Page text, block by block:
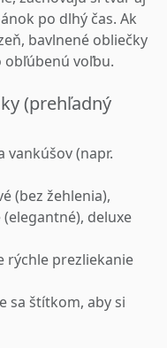
po dlhý čas. Ak
bavlnené obliečky
voľbu.
(prehľadný
vankúšov (napr.
(bez žehlenia),
deluxe
rýchle prezliekanie
sa štítkom, aby si